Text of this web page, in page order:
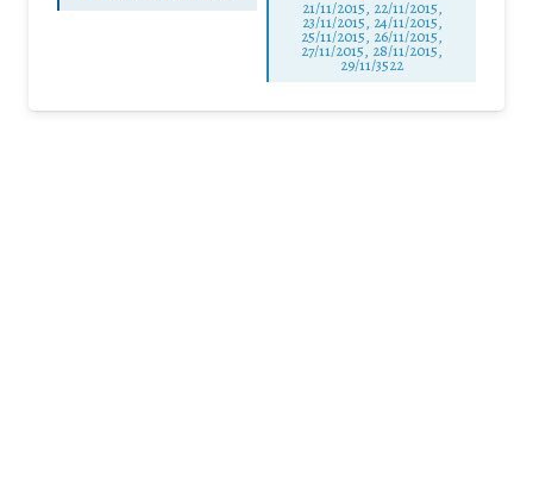
21/11/2015, 22/11/2015,
23/11/2015, 24/11/2015,
25/11/2015, 26/11/2015,
27/11/2015, 28/11/2015,
29/11/3522